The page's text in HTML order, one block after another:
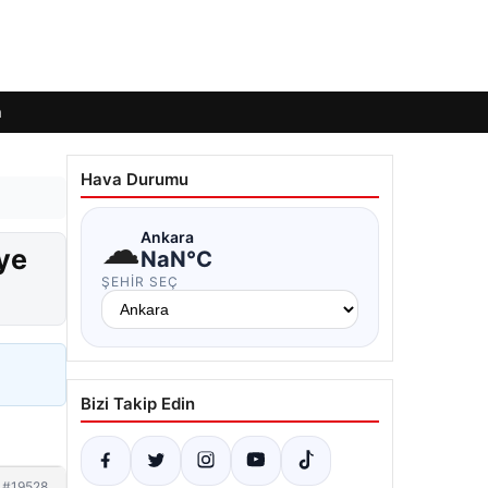
Hava Durumu
☁Ankara
NaN°C
ŞEHIR SEÇ
Bizi Takip Edin